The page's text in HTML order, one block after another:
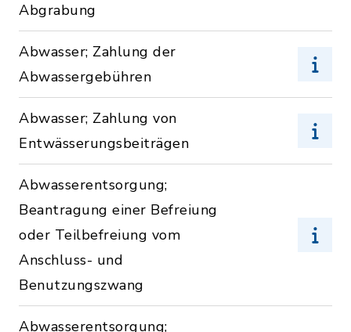
Abgrabung
Abwasser; Zahlung der
Abwassergebühren
Abwasser; Zahlung von
Entwässerungsbeiträgen
Abwasserentsorgung;
Beantragung einer Befreiung
oder Teilbefreiung vom
Anschluss- und
Benutzungszwang
Abwasserentsorgung;